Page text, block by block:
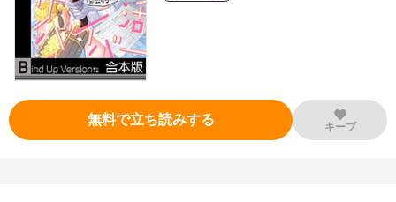
無料で立ち読みする キープ